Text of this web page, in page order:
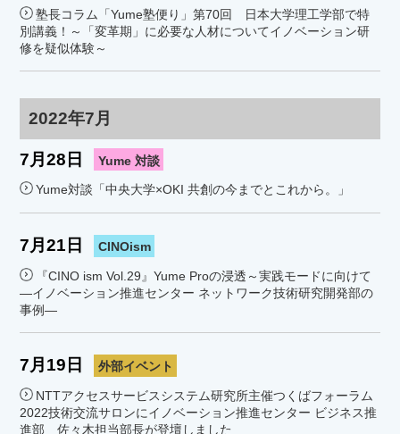
塾長コラム「Yume塾便り」第70回 日本大学理工学部で特
別講義！～「変革期」に必要な人材についてイノベーション研
修を疑似体験～
2022年7月
7月28日 Yume 対談
Yume対談「中央大学×OKI 共創の今までとこれから。」
7月21日 CINOism
『CINO ism Vol.29』Yume Proの浸透～実践モードに向けて
―イノベーション推進センター ネットワーク技術研究開発部の
事例―
7月19日 外部イベント
NTTアクセスサービスシステム研究所主催つくばフォーラム
2022技術交流サロンにイノベーション推進センター ビジネス推
進部 佐々木担当部長が登壇しました